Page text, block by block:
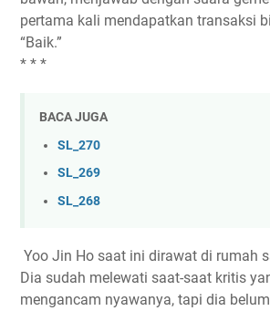
pertama kali mendapatkan transaksi
“Baik.”
* * *
BACA JUGA
SL_270
SL_269
SL_268
Yoo Jin Ho saat ini dirawat di rumah
Dia sudah melewati saat-saat kritis
mengancam nyawanya, tapi dia